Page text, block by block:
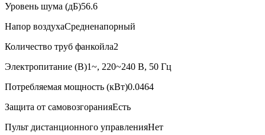
Уровень шума (дБ)56.6
Напор воздухаСредненапорный
Количество труб фанкойла2
Электропитание (В)1~, 220~240 В, 50 Гц
Потребляемая мощность (кВт)0.0464
Защита от самовозгоранияЕсть
Пульт дистанционного управленияНет